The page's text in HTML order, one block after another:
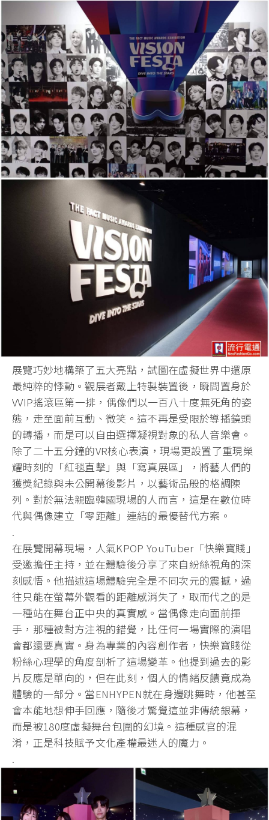
展覽巧妙地構築了五大亮點，試圖在虛擬世界中還原
最純粹的悸動。觀展者戴上特製裝置後，瞬間置身於
VVIP搖滾區第一排，偶像們以一百八十度無死角的姿
態，走至面前互動、微笑。這不再是受限於導播鏡頭
的轉播，而是可以自由選擇凝視對象的私人音樂會。
除了二十五分鐘的VR核心表演，現場更設置了重現榮
耀時刻的「紅毯直擊」與「寫真展區」，將藝人們的
獲獎紀錄與未公開幕後影片，以藝術品般的格調陳
列。對於無法親臨韓國現場的人而言，這是在數位時
代與偶像建立「零距離」連結的最優替代方案。
.
在展覽開幕現場，人氣KPOP YouTuber「快樂寶賤」
受邀擔任主持，並在體驗後分享了來自紛絲視角的深
刻感悟。他描述這場體驗完全是不同次元的震撼，過
往只能在螢幕外觀看的距離感消失了，取而代之的是
一種站在舞台正中央的真實感。當偶像走向面前揮
手，那種被對方注視的錯覺，比任何一場實際的演唱
會都還要真實。身為專業的內容創作者，快樂寶賤從
粉絲心理學的角度剖析了這場變革。他提到過去的影
片反應是單向的，但在此刻，個人的情緒反饋竟成為
體驗的一部分。當ENHYPEN就在身邊跳舞時，他甚至
會本能地想伸手回應，隨後才驚覺這並非傳統銀幕，
而是被180度虛擬舞台包圍的幻境。這種感官的混
淆，正是科技賦予文化產權最迷人的魔力。
.